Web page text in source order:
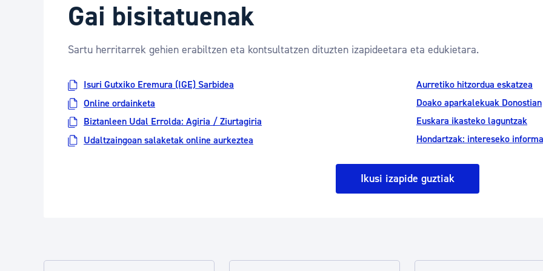
Gai bisitatuenak
Sartu herritarrek gehien erabiltzen eta kontsultatzen dituzten izapideetara eta edukietara.
Isuri Gutxiko Eremura (IGE) Sarbidea
Online ordainketa
Biztanleen Udal Errolda: Agiria / Ziurtagiria
Udaltzaingoan salaketak online aurkeztea
Aurretiko hitzordua eskatzea
Doako aparkalekuak Donostian
Euskara ikasteko laguntzak
Hondartzak: intereseko
Ikusi izapide guztiak